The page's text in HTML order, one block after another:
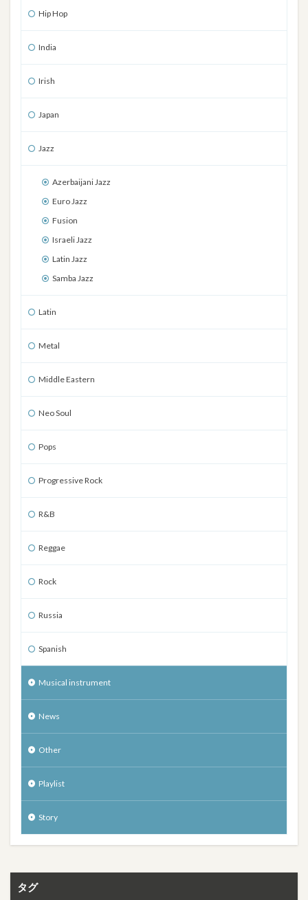
Hip Hop
India
Irish
Japan
Jazz
Azerbaijani Jazz
Euro Jazz
Fusion
Israeli Jazz
Latin Jazz
Samba Jazz
Latin
Metal
Middle Eastern
Neo Soul
Pops
Progressive Rock
R&B
Reggae
Rock
Russia
Spanish
Musical instrument
News
Other
Playlist
Story
タグ